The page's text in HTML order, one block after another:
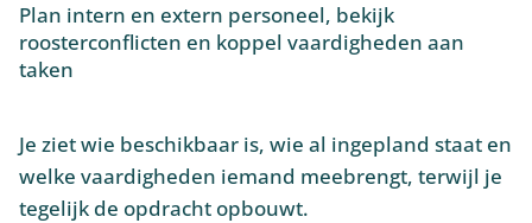
Plan intern en extern personeel, bekijk
roosterconflicten en koppel vaardigheden aan
taken
Je ziet wie beschikbaar is, wie al ingepland staat en
welke vaardigheden iemand meebrengt, terwijl je
tegelijk de opdracht opbouwt.